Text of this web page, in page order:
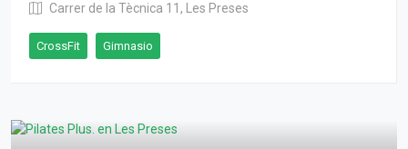
Carrer de la Tècnica 11, Les Preses
CrossFit Gimnasio